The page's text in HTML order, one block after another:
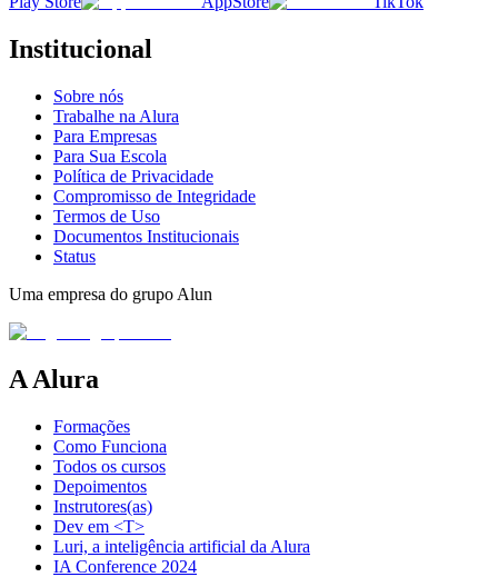
Institucional
Sobre nós
Trabalhe na Alura
Para Empresas
Para Sua Escola
Política de Privacidade
Compromisso de Integridade
Termos de Uso
Documentos Institucionais
Status
Uma empresa do grupo Alun
A Alura
Formações
Como Funciona
Todos os cursos
Depoimentos
Instrutores(as)
Dev em <T>
Luri, a inteligência artificial da Alura
IA Conference 2024